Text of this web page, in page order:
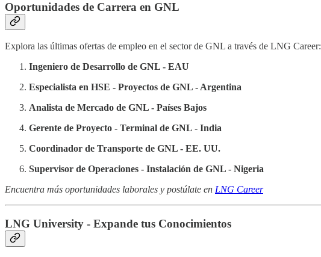
Oportunidades de Carrera en GNL
Explora las últimas ofertas de empleo en el sector de GNL a través de LNG Career:
Ingeniero de Desarrollo de GNL - EAU
Especialista en HSE - Proyectos de GNL - Argentina
Analista de Mercado de GNL - Países Bajos
Gerente de Proyecto - Terminal de GNL - India
Coordinador de Transporte de GNL - EE. UU.
Supervisor de Operaciones - Instalación de GNL - Nigeria
Encuentra más oportunidades laborales y postúlate en LNG Career
LNG University - Expande tus Conocimientos